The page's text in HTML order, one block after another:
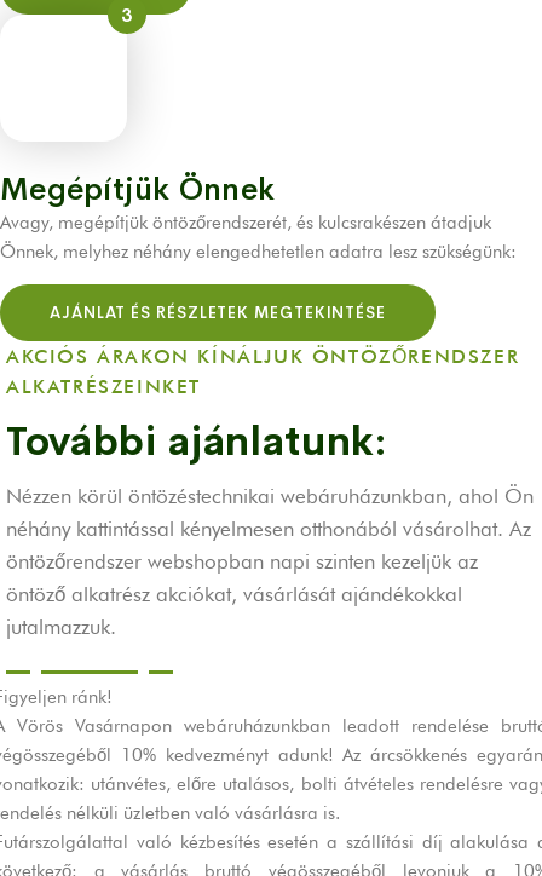
3
Megépítjük Önnek
Avagy, megépítjük öntözőrendszerét, és kulcsrakészen átadjuk
Önnek, melyhez néhány elengedhetetlen adatra lesz szükségünk:
AJÁNLAT ÉS RÉSZLETEK MEGTEKINTÉSE
AKCIÓS ÁRAKON KÍNÁLJUK ÖNTÖZŐRENDSZER
ALKATRÉSZEINKET
További ajánlatunk:
Nézzen körül öntözéstechnikai webáruházunkban, ahol Ön
néhány kattintással kényelmesen otthonából vásárolhat. Az
öntözőrendszer webshopban napi szinten kezeljük az
öntöző alkatrész akciókat, vásárlását ajándékokkal
jutalmazzuk.
ránk!
Vörös Vasárnapon webáruházunkban leadott rendelése
10% kedvezményt adunk! Az árcsökkenés
utánvétes, előre utalásos, bolti átvételes rendelésre
nélküli üzletben való vásárlásra is.
való kézbesítés esetén a szállítási díj alakulása
a vásárlás bruttó végösszegéből levonjuk a